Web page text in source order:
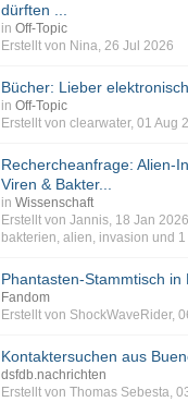
dürften ...
in Off-Topic
Erstellt von Nina, 26 Jul 2026
Bücher: Lieber
in Off-Topic
Erstellt von clearwater, 01 Aug
Rechercheanfrage: Alien-
Viren & Bakter...
in Wissenschaft
Erstellt von Jannis, 18 Jan
bakterien, alien, invasion und
Phantasten-Stammtisch in
Fandom
Erstellt von ShockWaveRider,
Kontaktersuchen aus
dsfdb.nachrichten
Erstellt von Thomas Sebesta,